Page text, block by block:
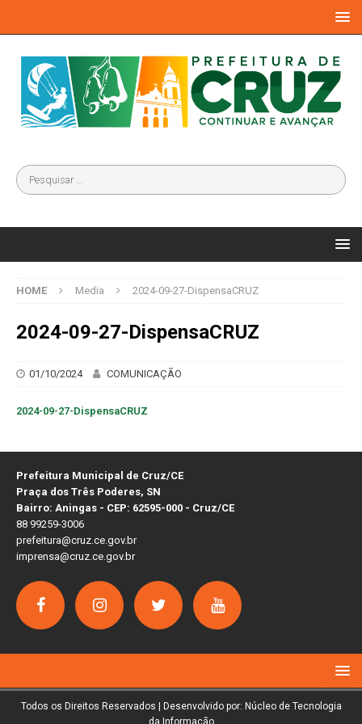
HOME Media 2024-09-27-DispensaCRUZ
2024-09-27-DispensaCRUZ
01/10/2024 COMUNICAÇÃO
2024-09-27-DispensaCRUZ
Prefeitura Municipal de Cruz/CE
Praça dos Três Poderes, SN
Bairro: Aningas - CEP: 62595-000 - Cruz/CE
88 99259-3006
prefeitura@cruz.ce.gov.br
imprensa@cruz.ce.gov.br
Todos os Direitos Reservados | Desenvolvido por: Núcleo de Tecnologia
da Informação